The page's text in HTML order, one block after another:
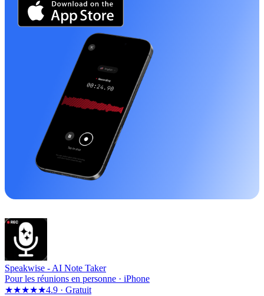
Speakwise - AI Note Taker
Pour les réunions en personne · iPhone
★★★★★4.9 · Gratuit